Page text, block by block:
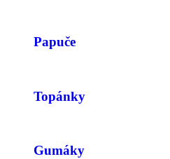
Papuče
Topánky
Gumáky